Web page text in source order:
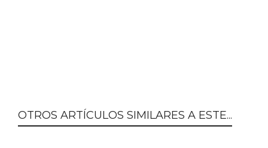
OTROS ARTÍCULOS SIMILARES A ESTE...